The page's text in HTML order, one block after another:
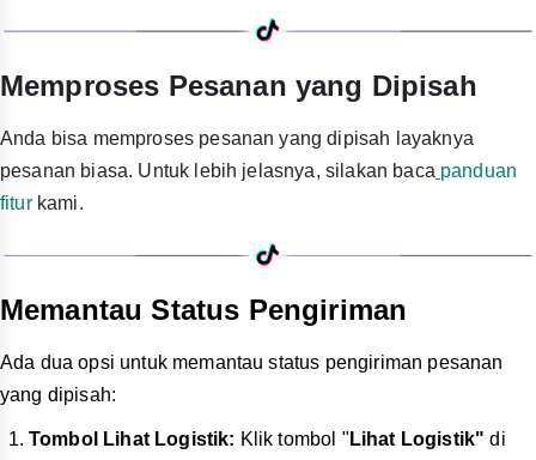
Memproses Pesanan yang Dipisah
Anda bisa memproses pesanan yang dipisah layaknya
pesanan biasa. Untuk lebih jelasnya, silakan baca panduan
fiturkami.
Memantau Status Pengiriman
Ada dua opsi untuk memantau status pengiriman pesanan
yang dipisah:
Tombol Lihat Logistik: Klik tombol " Lihat Logistik" di